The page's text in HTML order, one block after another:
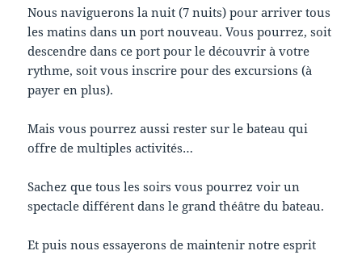
Nous naviguerons la nuit (7 nuits) pour arriver tous
les matins dans un port nouveau. Vous pourrez, soit
descendre dans ce port pour le découvrir à votre
rythme, soit vous inscrire pour des excursions (à
payer en plus).
Mais vous pourrez aussi rester sur le bateau qui
offre de multiples activités…
Sachez que tous les soirs vous pourrez voir un
spectacle différent dans le grand théâtre du bateau.
Et puis nous essayerons de maintenir notre esprit